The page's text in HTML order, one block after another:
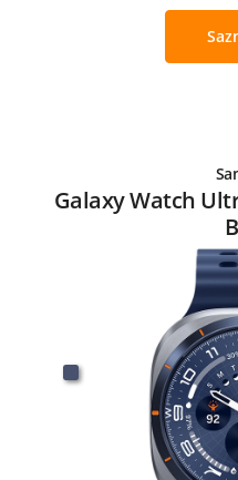
Galaxy Watch